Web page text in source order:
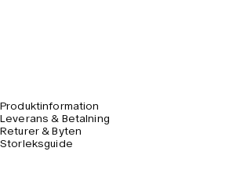
Produktinformation
Leverans & Betalning
Returer & Byten
Storleksguide